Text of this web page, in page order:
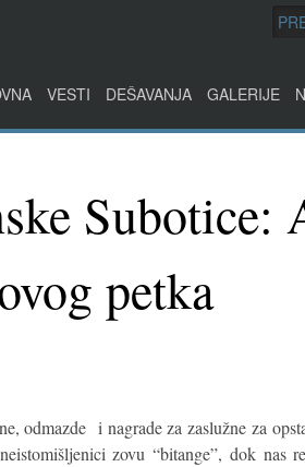
VESTI DEŠAVANJA GALERIJE
Subotice:
petka
odmazde i nagrade za zaslužne za
zovu “bitange”, dok nas